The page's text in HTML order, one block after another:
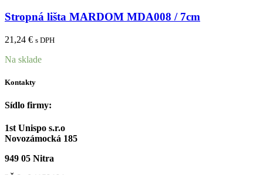
Stropná lišta MARDOM MDA008 / 7cm
21,24 € s DPH
Na sklade
Kontakty
Sídlo firmy:
1st Unispo s.r.o
Novozámocká 185
949 05 Nitra